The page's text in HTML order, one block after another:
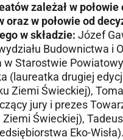
zależał w połowie
oraz w połowie od
w składzie: Józef
Budownictwa i
w Starostwie
(laureatka drugiej
Ziemi Świeckiej),
jury i prezes
Ziemi Świeckiej),
Eko-Wisła).